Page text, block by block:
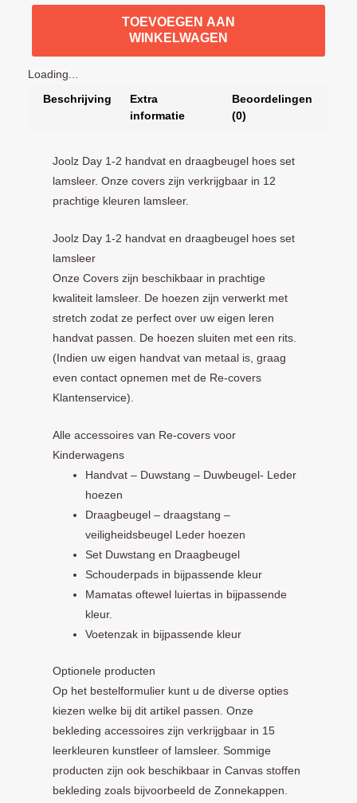
TOEVOEGEN AAN
WINKELWAGEN
Loading...
Beschrijving
Extra
informatie
Beoordelingen
(0)
Joolz Day 1-2 handvat en draagbeugel hoes set
lamsleer. Onze covers zijn verkrijgbaar in 12
prachtige kleuren lamsleer.
Joolz Day 1-2 handvat en draagbeugel hoes set
lamsleer
Onze Covers zijn beschikbaar in prachtige
kwaliteit lamsleer. De hoezen zijn verwerkt met
stretch zodat ze perfect over uw eigen leren
handvat passen. De hoezen sluiten met een rits.
(Indien uw eigen handvat van metaal is, graag
even contact opnemen met de Re-covers
Klantenservice).
Alle accessoires van Re-covers voor
Kinderwagens
Handvat – Duwstang – Duwbeugel- Leder
hoezen
Draagbeugel – draagstang –
veiligheidsbeugel Leder hoezen
Set Duwstang en Draagbeugel
Schouderpads in bijpassende kleur
Mamatas oftewel luiertas in bijpassende
kleur.
Voetenzak in bijpassende kleur
Optionele producten
Op het bestelformulier kunt u de diverse opties
kiezen welke bij dit artikel passen. Onze
bekleding accessoires zijn verkrijgbaar in 15
leerkleuren kunstleer of lamsleer. Sommige
producten zijn ook beschikbaar in Canvas stoffen
bekleding zoals bijvoorbeeld de Zonnekappen.